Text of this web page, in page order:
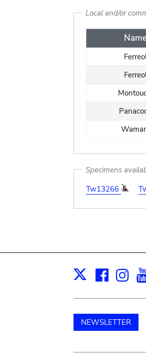
Local and/or
Specimens
Tw13266
X
NEWSLETTER